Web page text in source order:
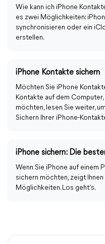
Wie kann ich iPhone
es zwei Möglichkeiten:
synchronisieren oder ein
erstellen.
iPhone Kontakte sichern
Möchten Sie iPhone
Kontakte auf dem Computer,
möchten, lesen Sie weiter,
Sichern Ihrer iPhone-
Wenn Sie iPhone auf einem
sichern möchten, zeigt
Möglichkeiten. Los geht‘s.